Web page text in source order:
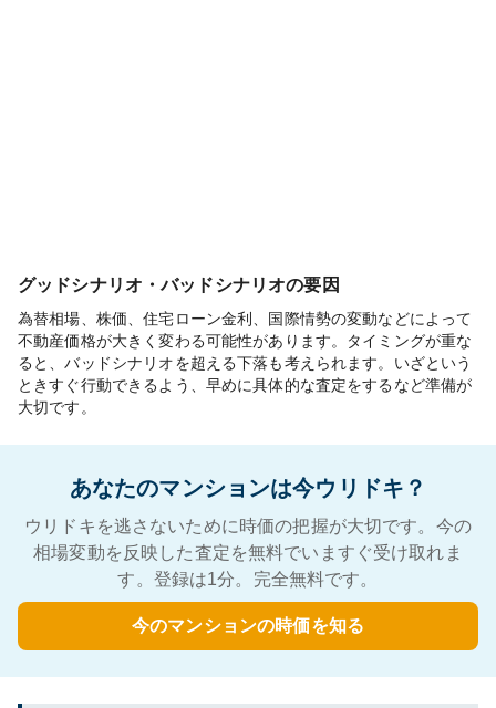
グッドシナリオ・バッドシナリオの要因
為替相場、株価、住宅ローン金利、国際情勢の変動などによって
不動産価格が大きく変わる可能性があります。タイミングが重な
ると、バッドシナリオを超える下落も考えられます。いざという
ときすぐ行動できるよう、早めに具体的な査定をするなど準備が
大切です。
あなたのマンションは今ウリドキ？
ウリドキを逃さないために時価の把握が大切です。今の
相場変動を反映した査定を無料でいますぐ受け取れま
す。登録は1分。完全無料です。
今のマンションの時価を知る